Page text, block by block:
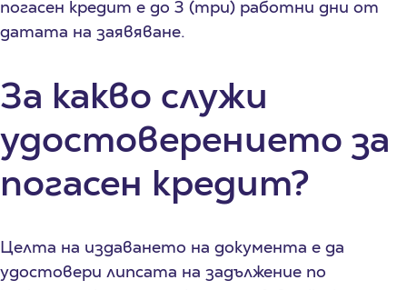
погасен кредит е до 3 (три) работни дни от
датата на заявяване.
За какво служи
удостоверението за
погасен кредит?
Целта на издаването на документа е да
удостовери липсата на задължение по